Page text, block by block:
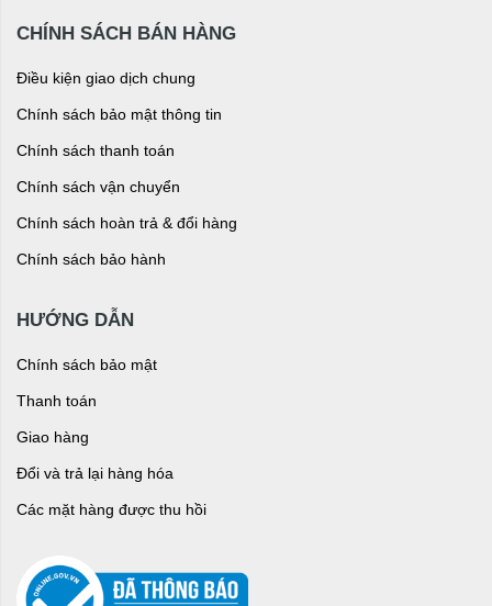
CHÍNH SÁCH BÁN HÀNG
Điều kiện giao dịch chung
Chính sách bảo mật thông tin
Chính sách thanh toán
Chính sách vận chuyển
Chính sách hoàn trả & đổi hàng
Chính sách bảo hành
HƯỚNG DẪN
Chính sách bảo mật
Thanh toán
Giao hàng
Đổi và trả lại hàng hóa
Các mặt hàng được thu hồi